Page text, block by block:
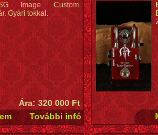
Image Custom
Gyári tokkal.
Ára: 320 000 Ft